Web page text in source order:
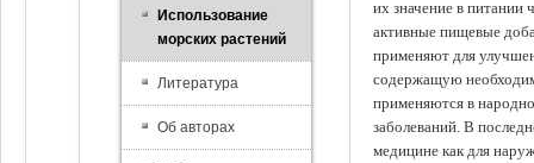
их значение в питании
активные пищевые
применяют для
содержащую
применяются в
заболеваний. В
медицине как для
Использование
морских растений
Литература
Об авторах